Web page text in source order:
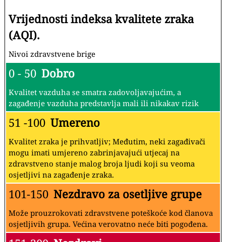
Vrijednosti indeksa kvalitete zraka
(AQI).
Nivoi zdravstvene brige
0 - 50 Dobro
Kvalitet vazduha se smatra zadovoljavajućim, a
zagađenje vazduha predstavlja mali ili nikakav rizik
51 -100 Umereno
Kvalitet zraka je prihvatljiv; Međutim, neki zagađivači
mogu imati umjereno zabrinjavajući utjecaj na
zdravstveno stanje malog broja ljudi koji su veoma
osjetljivi na zagađenje zraka.
101-150 Nezdravo za osetljive grupe
Može prouzrokovati zdravstvene poteškoće kod članova
osjetljivih grupa. Većina verovatno neće biti pogođena.